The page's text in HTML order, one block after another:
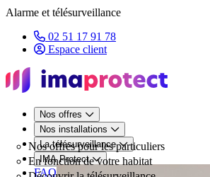
Alarme et télésurveillance
02 51 17 91 78
Espace client
Nos offres
Nos offres pour les particuliers
Nos installations
En fonction de votre habitat
La télésurveillance
IMA Protect
FAQ